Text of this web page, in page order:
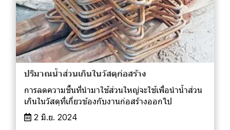
ปริมาณน้ำส่วนเกินในวัสดุก่อสร้าง
การลดความชื้นที่นำมาใช้ส่วนใหญ่จะใช้เพื่อนำน้ำส่วน
เกินในวัสดุที่เกี่ยวข้องกับงานก่อสร้างออกไป
2 มิ.ย. 2024